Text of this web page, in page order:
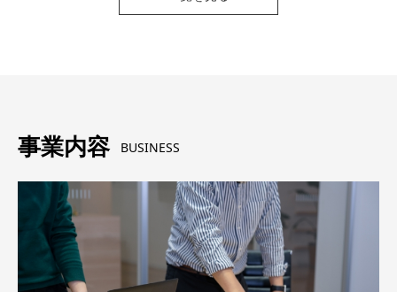
事業内容 BUSINESS